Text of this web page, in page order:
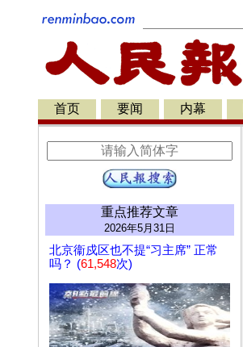
首页 要闻 内幕
重点推荐文章
2026年5月31日
北京衞戍区也不提“习主席” 正常
吗？ (61,548次)